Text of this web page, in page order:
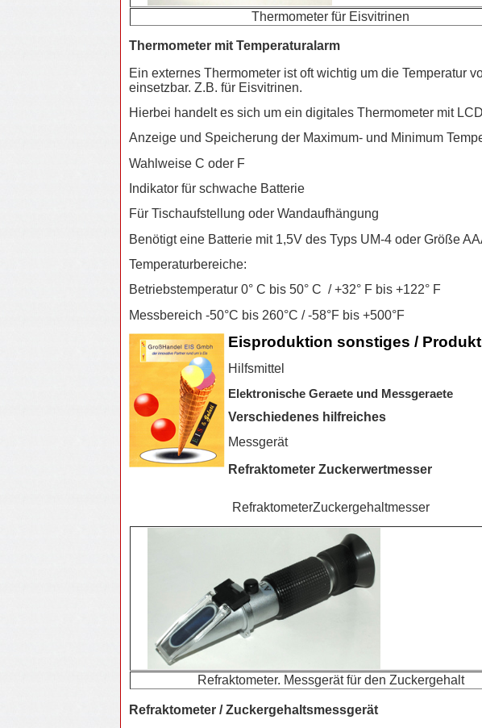
Thermometer für Eisvitrinen
Thermometer mit Temperaturalarm
Ein externes Thermometer ist oft wichtig um die Temperatur
einsetzbar. Z.B. für Eisvitrinen.
Hierbei handelt es sich um ein digitales Thermometer mit
Anzeige und Speicherung der Maximum- und Minimum
Wahlweise C oder F
Indikator für schwache Batterie
Für Tischaufstellung oder Wandaufhängung
Benötigt eine Batterie mit 1,5V des Typs UM-4 oder Größe
Temperaturbereiche:
Betriebstemperatur 0° C bis 50° C / +32° F bis +122° F
Messbereich -50°C bis 260°C / -58°F bis +500°F
Eisproduktion sonstiges /
Hilfsmittel
Elektronische Geraete und Messgeraete
Verschiedenes hilfreiches
Messgerät
Refraktometer Zuckerwertmesser
RefraktometerZuckergehaltmesser
Refraktometer. Messgerät für den Zuckergehalt
Refraktometer / Zuckergehaltsmessgerät